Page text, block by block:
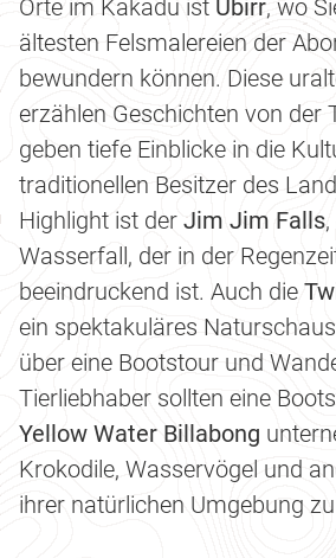
Orte im Kakadu ist Ubirr, wo
ältesten Felsmalereien der
bewundern können. Diese
erzählen Geschichten von der
geben tiefe Einblicke in die
traditionellen Besitzer des
Highlight ist der Jim Jim Falls
Wasserfall, der in der
beeindruckend ist. Auch die
ein spektakuläres
über eine Bootstour und
Tierliebhaber sollten eine
Yellow Water Billabong
Krokodile, Wasservögel und
ihrer natürlichen Umgebung